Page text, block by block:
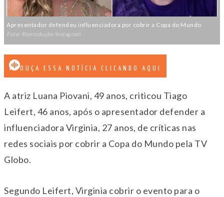
Apresentador defendeu influenciadora por cobrir a Copa do Mundo
Foto: Reprodução/Instagram
OUÇA ESSA NOTÍCIA CLICANDO AQUI
A atriz Luana Piovani, 49 anos, criticou Tiago
Leifert, 46 anos, após o apresentador defender a
influenciadora Virginia, 27 anos, de críticas nas
redes sociais por cobrir a Copa do Mundo pela TV
Globo.
Segundo Leifert, Virginia cobrir o evento para o